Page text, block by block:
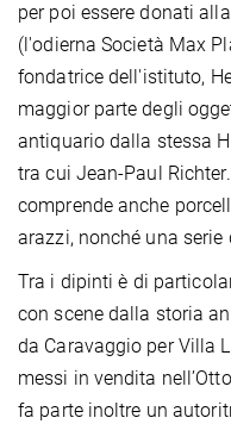
per poi essere donati
(l'odierna Società Max
fondatrice dell'istituto,
maggior parte degli
antiquario dalla stessa
tra cui Jean-Paul
comprende anche
arazzi, nonché una
Tra i dipinti è di
con scene dalla storia
da Caravaggio per Villa
messi in vendita
fa parte inoltre un